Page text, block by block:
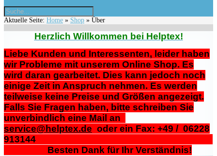
Aktuelle Seite: Home » Shop » Über
Herzlich Willkommen bei Helptex!
Liebe Kunden und Interessenten, leider haben
wir Probleme mit unserem Online Shop. Es
wird daran gearbeitet. Dies kann jedoch noch
einige Zeit in Anspruch nehmen. Es werden
teilweise keine Preise und Größen angezeigt.
Falls Sie Fragen haben, bitte schreiben Sie
unverbindlich eine Mail an
service@helptex.de oder ein Fax: +49 / 06228
913144
Besten Dank für Ihr Verständnis!